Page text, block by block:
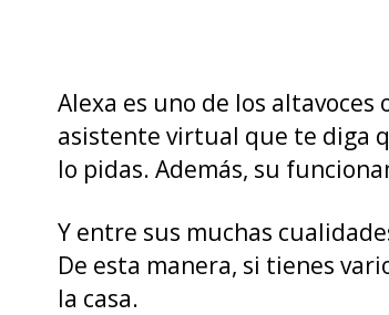
Alexa es uno de los
asistente virtual que te diga
lo pidas. Además, su
Y entre sus muchas
De esta manera, si tienes
la casa.